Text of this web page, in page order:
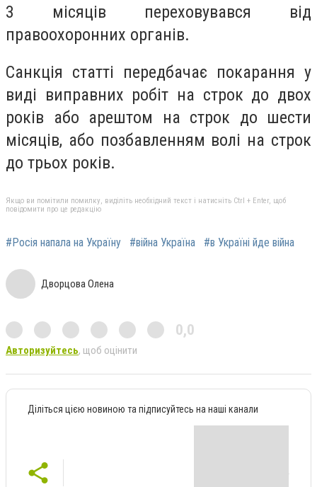
3 місяців переховувався від
правоохоронних органів.
Санкція статті передбачає покарання у
виді виправних робіт на строк до двох
років або арештом на строк до шести
місяців, або позбавленням волі на строк
до трьох років.
Якщо ви помітили помилку, виділіть необхідний текст і натисніть Ctrl + Enter, щоб
повідомити про це редакцію
#Росія напала на Україну #війна Україна #в Україні йде війна
Дворцова Олена
0,0
Авторизуйтесь, щоб оцінити
Діліться цією новиною та підписуйтесь на наші канали